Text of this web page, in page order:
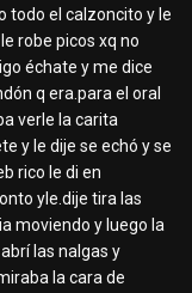
todo el calzoncito y le
robe picos xq no
échate y me dice
q era.para el oral
verle la carita
y le dije se echó y se
rico le di en
yle.dije tira las
moviendo y luego la
las nalgas y
la cara de